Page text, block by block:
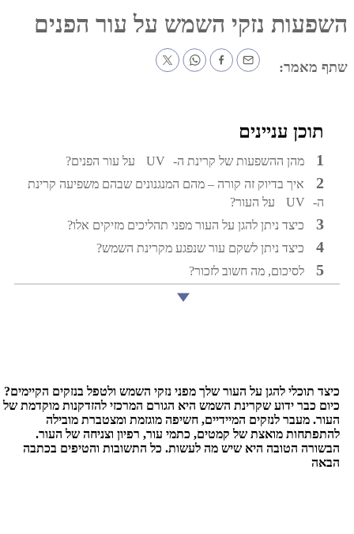
נזקי השמש על עור הפנים
להגן על העור שלך מפני נזקי השמש ולטפל בנזקים הקיימים?
ידוע שקרינת השמש היא הגורם המרכזי להזדקנות מוקדמת של
לנזקים המיידיים, חשיפה מוגזמת ומצטברת מובילה
מואצת של קמטים, כתמי עור, רפיון וצניחה של העור.
הטובה היא שיש מה לעשות. כל התשובות והטיפים בכתבה
עניינים
מהן ההשפעות של קרינת ה- UV על עור הפנים?
איך בדיוק זה קורה – מהם המנגנונים שבהם משפיעה קרינת
על העור?
כיצד ניתן להגן על העור מפני תהליכים מזיקים אלו?
כיצד ניתן לשקם עור שנפגע מקרינת השמש?
לסיכום, מה חשוב לזכור?